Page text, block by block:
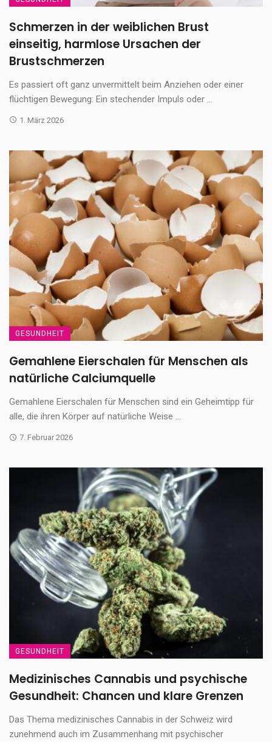
Schmerzen in der weiblichen Brust
einseitig, harmlose Ursachen der
Brustschmerzen
Es passiert oft ganz unvermittelt beim Anziehen oder einer
flüchtigen Bewegung: Ein stechender Impuls oder ...
1. März 2026
GESUNDHEIT
Gemahlene Eierschalen für Menschen als
natürliche Calciumquelle
Gemahlene Eierschalen für Menschen sind ein Geheimtipp für
alle, die ihren Körper auf natürliche Weise ...
7. Februar 2026
GESUNDHEIT
Medizinisches Cannabis und psychische
Gesundheit: Chancen und klare Grenzen
Das Thema medizinisches Cannabis in der Schweiz wird
zunehmend auch im Zusammenhang mit psychischer